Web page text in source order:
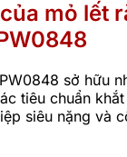
mỏ lết
sở hữu
tiêu chuẩn khắt
siêu nặng và